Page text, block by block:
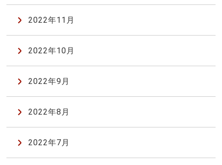
2022年11月
2022年10月
2022年9月
2022年8月
2022年7月